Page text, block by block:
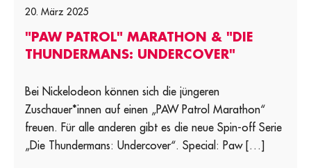
20. März 2025
"PAW PATROL" MARATHON & "DIE
THUNDERMANS: UNDERCOVER"
Bei Nickelodeon können sich die jüngeren
Zuschauer*innen auf einen „PAW Patrol Marathon“
freuen. Für alle anderen gibt es die neue Spin-off Serie
„Die Thundermans: Undercover“. Special: Paw […]